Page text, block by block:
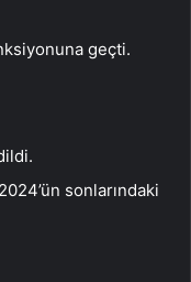
geçti.
sonlarındaki